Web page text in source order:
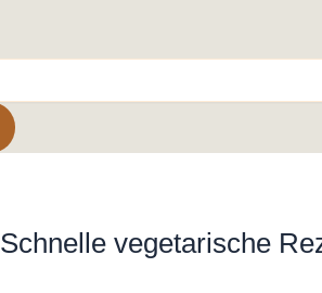
Schnelle vegetarische